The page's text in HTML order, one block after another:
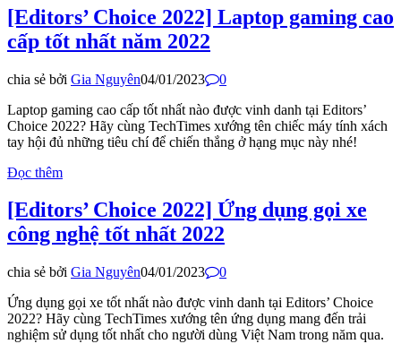
[Editors’ Choice 2022] Laptop gaming cao
cấp tốt nhất năm 2022
chia sẻ bởi Gia Nguyên04/01/2023
0
Laptop gaming cao cấp tốt nhất nào được vinh danh tại Editors’
Choice 2022? Hãy cùng TechTimes xướng tên chiếc máy tính xách
tay hội đủ những tiêu chí để chiến thắng ở hạng mục này nhé!​
Đọc thêm
[Editors’ Choice 2022] Ứng dụng gọi xe
công nghệ tốt nhất 2022
chia sẻ bởi Gia Nguyên04/01/2023
0
Ứng dụng gọi xe tốt nhất nào được vinh danh tại Editors’ Choice
2022? Hãy cùng TechTimes xướng tên ứng dụng mang đến trải
nghiệm sử dụng tốt nhất cho người dùng Việt Nam trong năm qua.​